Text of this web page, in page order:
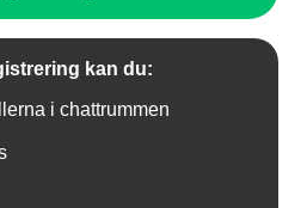
kan du:
i chattrummen